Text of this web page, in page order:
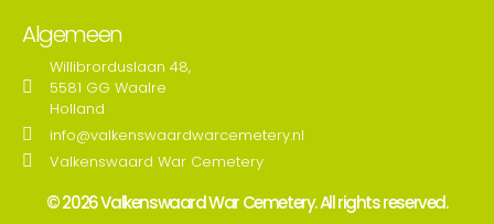
Algemeen
Willibrorduslaan 48,
5581 GG Waalre
Holland
info@valkenswaardwarcemetery.nl
Valkenswaard War Cemetery
© 2026 Valkenswaard War Cemetery. All rights reserved.